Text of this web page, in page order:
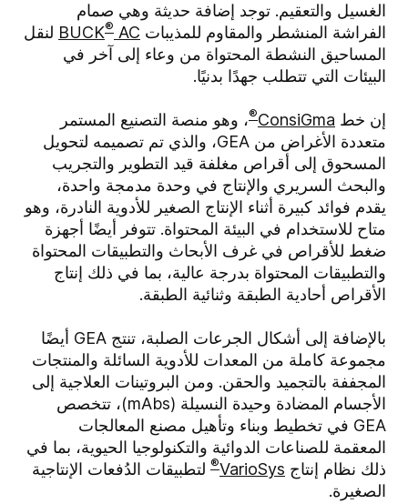
الغسيل والتعقيم. توجد إضافة حديثة وهي صمام
الفراشة المنشطر والمقاوم للمذيبات
BUCK® AC
لنقل
المساحيق النشطة المحتواة من وعاء إلى آخر في
البيئات التي تتطلب جهدًا بدنيًا.
إن خط ConsiGma
®، وهو منصة التصنيع المستمر
متعددة الأغراض من GEA، والذي تم تصميمه لتحويل
المسحوق إلى أقراص مغلفة قيد التطوير والتجريب
والبحث السريري والإنتاج في وحدة مدمجة واحدة،
يقدم فوائد كبيرة أثناء الإنتاج الصغير للأدوية النادرة، وهو
متاح للاستخدام في البيئة المحتواة. تتوفر أيضًا أجهزة
ضغط للأقراص في غرف الأبحاث والتطبيقات المحتواة
والتطبيقات المحتواة بدرجة عالية، بما في ذلك إنتاج
الأقراص أحادية الطبقة وثنائية الطبقة.
بالإضافة إلى أشكال الجرعات الصلبة، تنتج GEA أيضًا
مجموعة كاملة من المعدات للأدوية السائلة والمنتجات
المجففة بالتجميد والحقن. ومن البروتينات العلاجية إلى
الأجسام المضادة وحيدة النسيلة (mAbs)، تتخصص
GEA في تخطيط وبناء وتأهيل مصنع المعالجات
المعقمة للصناعات الدوائية والتكنولوجيا الحيوية، بما في
ذلك نظام إنتاج VarioSys
® لتطبيقات الدُفعات الإنتاجية
الصغيرة.